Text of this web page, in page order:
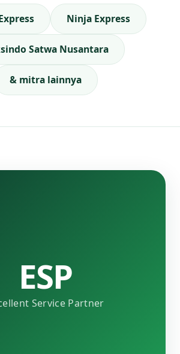
Ninja Express
Satwa Nusantara
& mitra lainnya
ESP
Service Partner